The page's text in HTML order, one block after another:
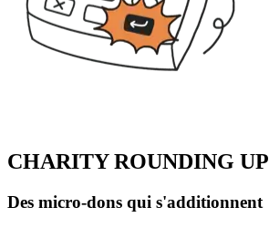
CHARITY ROUNDING UP
Des micro-dons qui s'additionnent